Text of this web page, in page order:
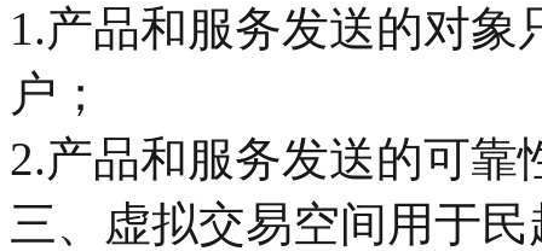
1.产品和服务发送的对
户；
2.产品和服务发送的可靠
三、虚拟交易空间用于